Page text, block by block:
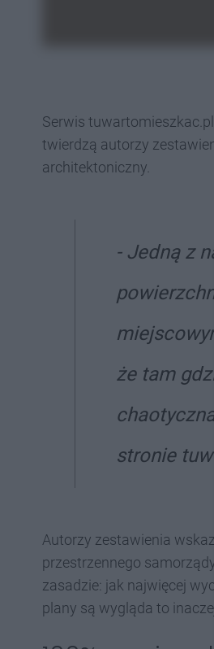
Serwis
twierdzą autorzy
architektoniczny.
- Jedną z
że tam
stronie
Autorzy zestawienia
przestrzennego
zasadzie: jak najwięcej
plany są wygląda to